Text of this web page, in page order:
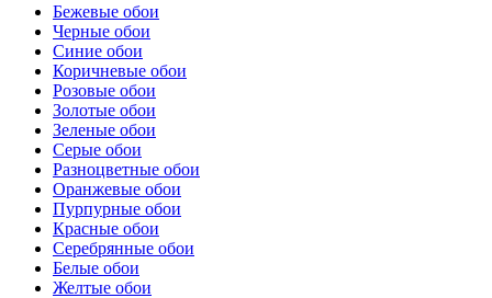
Бежевые обои
Черные обои
Синие обои
Коричневые обои
Розовые обои
Золотые обои
Зеленые обои
Серые обои
Разноцветные обои
Оранжевые обои
Пурпурные обои
Красные обои
Серебрянные обои
Белые обои
Желтые обои